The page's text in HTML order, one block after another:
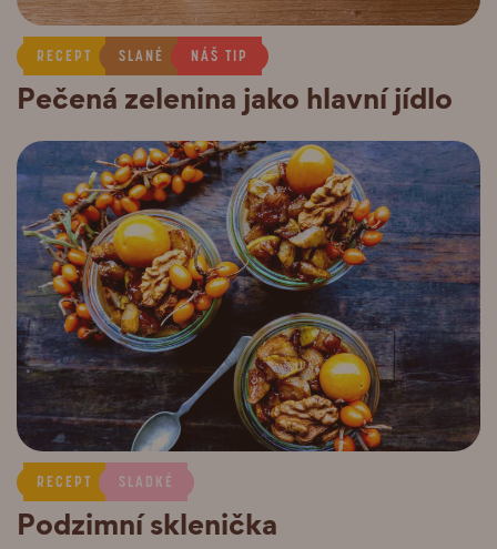
RECEPT SLANÉ NÁŠ TIP
Pečená zelenina jako hlavní jídlo
RECEPT SLADKÉ
Podzimní sklenička